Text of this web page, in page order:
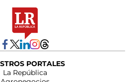
PORTALES
La República